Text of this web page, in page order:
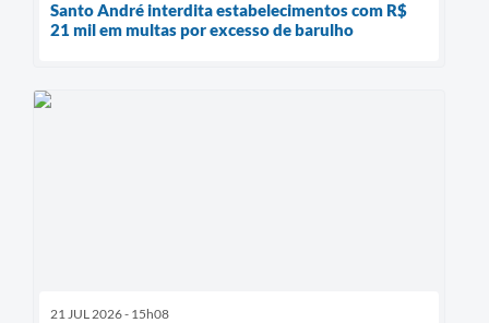
Santo André interdita estabelecimentos com R$
21 mil em multas por excesso de barulho
21 JUL 2026 - 15h08